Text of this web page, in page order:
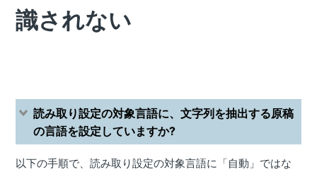
識されない
読み取り設定の対象言語に、文字列を抽出する原稿
の言語を設定していますか?
以下の手順で、読み取り設定の対象言語に「自動」ではな